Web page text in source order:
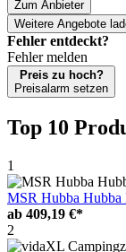
Zum Anbieter
Weitere Angebote
Fehler entdeckt?
Fehler melden
Preis zu hoch?
Preisalarm setzen
Top 10
1
MSR Hubba Hubba
ab 409,19 €*
2